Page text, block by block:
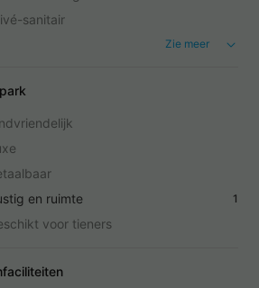
sanitair
Zie meer
en ruimte
1
voor tieners